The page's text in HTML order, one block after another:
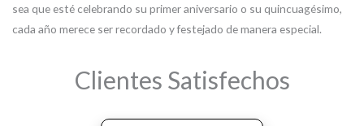
sea que esté celebrando su primer aniversario o su quincuagésimo,
cada año merece ser recordado y festejado de manera especial.
Clientes Satisfechos